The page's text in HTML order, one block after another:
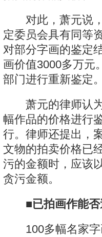
对此，萧元说，
定委员会具有同等
对部分字画的鉴定
画价值3000多万元
部门进行重新鉴定。
萧元的律师认为
幅作品的价格进行
行。律师还提出，
文物的拍卖价格已
污的金额时，应该
贪污金额。
■已拍画作能否
100多幅名家字